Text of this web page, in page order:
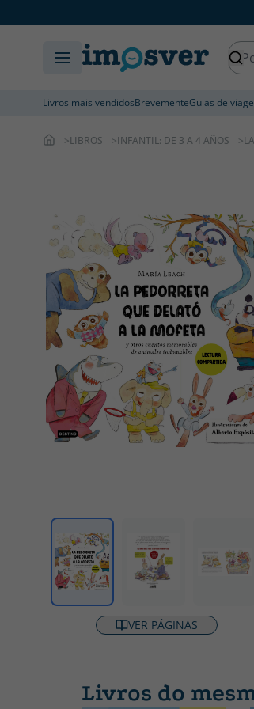
Livros mais vendidosBrevementeGuias de
LIBROS INFANTIL: DE 3 A 4 AÑOS
VER PÁGINAS
Livros do